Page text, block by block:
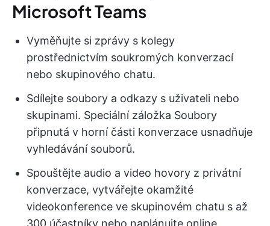
Microsoft Teams
Vyměňujte si zprávy s kolegy
prostřednictvím soukromých konverzací
nebo skupinového chatu.
Sdílejte soubory a odkazy s uživateli nebo
skupinami. Speciální záložka Soubory
připnutá v horní části konverzace usnadňuje
vyhledávání souborů.
Spouštějte audio a video hovory z privátní
konverzace, vytvářejte okamžité
videokonference ve skupinovém chatu s až
300 účastníky nebo naplánujte online